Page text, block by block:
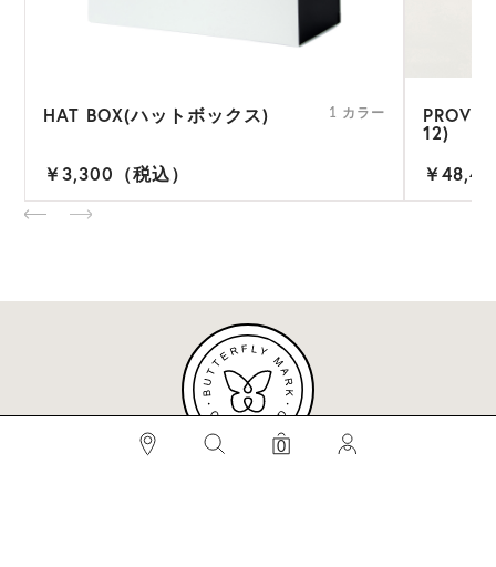
#BEST SELLERS #ビベット
#キャップ
0
HAT BOX(ハットボックス) 1 カラー
￥3,300（税込）
12)
￥